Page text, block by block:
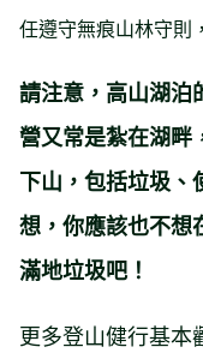
任遵守無痕山林守則
請注意， 高山湖泊
營又常是紮在湖畔
下山，包括垃圾、
想，你應該也不想
滿地垃圾吧！
更多登山健行基本